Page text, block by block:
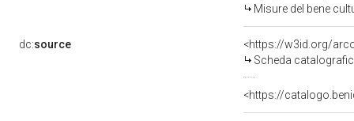
Misure del bene
dc:source
<https://w3id.org/
Scheda
<https://